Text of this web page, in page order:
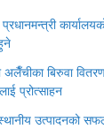
बिरुवा
प्रोत्साहन
उत्पादनको